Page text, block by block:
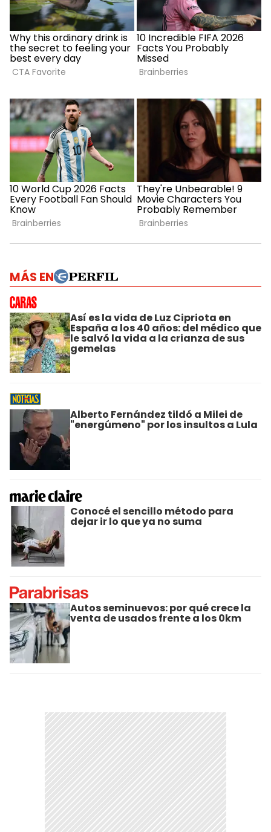
MÁS EN
Así es la vida de Luz Cipriota en
España a los 40 años: del médico que
le salvó la vida a la crianza de sus
gemelas
Alberto Fernández tildó a Milei de
"energúmeno" por los insultos a Lula
Conocé el sencillo método para
dejar ir lo que ya no suma
Autos seminuevos: por qué crece la
venta de usados frente a los 0km